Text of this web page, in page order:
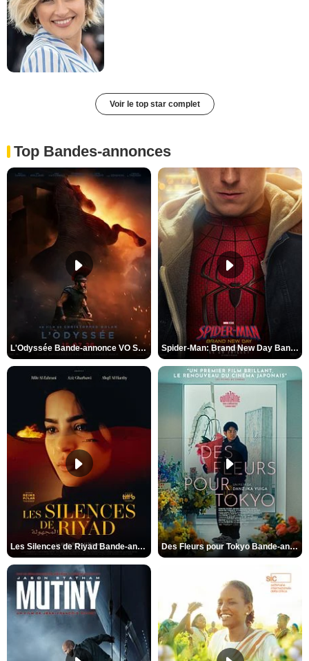
Voir le top star complet
Top Bandes-annonces
L'Odyssée Bande-annonce VO STFR Spider-Man: Brand New Day Bande-annonce VO STFR
Les Silences de Riyad Bande-annonce VO STFR Des Fleurs pour Tokyo Bande-annonce VO STFR